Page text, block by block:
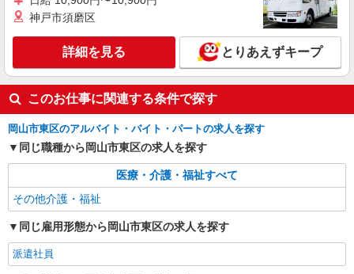
神戸市須磨区
詳細を見る とりあえずキープ
このお仕事に関連する条件で探す
岡山市東区のアルバイト・バイト・パートの求人を探す
同じ職種から岡山市東区の求人を探す
医療・介護・福祉すべて
その他介護・福祉
同じ雇用形態から岡山市東区の求人を探す
派遣社員